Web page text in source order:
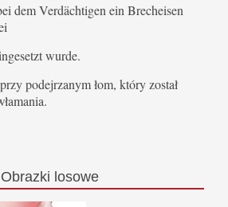
dem Verdächtigen ein Brecheisen
wurde.
podejrzanym łom, który został
Obrazki losowe